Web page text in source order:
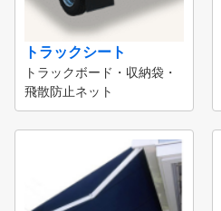
トラックシート
トラックボード・収納袋・
飛散防止ネット